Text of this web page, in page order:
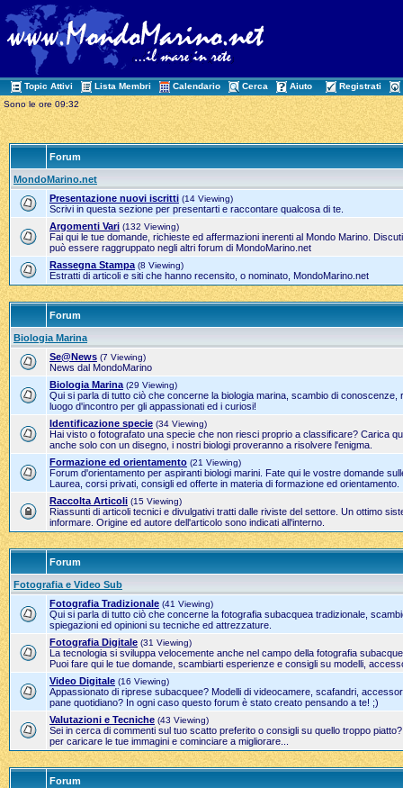
Topic Attivi Lista Membri Calendario Cerca Aiuto
Registrati
Sono le ore 09:32
Forum
MondoMarino.net
Presentazione nuovi iscritti (14 Viewing)
Scrivi in questa sezione per presentarti e raccontare qualcosa di te.
Argomenti Vari (132 Viewing)
Fai qui le tue domande, richieste ed affermazioni inerenti al Mondo Marino.
può essere raggruppato negli altri forum di MondoMarino.net
Rassegna Stampa (8 Viewing)
Estratti di articoli e siti che hanno recensito, o nominato, MondoMarino.net
Forum
Biologia Marina
Se@News (7 Viewing)
News dal MondoMarino
Biologia Marina (29 Viewing)
Qui si parla di tutto ciò che concerne la biologia marina, scambio di conoscenze,
luogo d'incontro per gli appassionati ed i curiosi!
Identificazione specie (34 Viewing)
Hai visto o fotografato una specie che non riesci proprio a classificare? Carica
anche solo con un disegno, i nostri biologi proveranno a risolvere l'enigma.
Formazione ed orientamento (21 Viewing)
Forum d'orientamento per aspiranti biologi marini. Fate qui le vostre domande
Laurea, corsi privati, consigli ed offerte in materia di formazione ed orientamento.
Raccolta Articoli (15 Viewing)
Riassunti di articoli tecnici e divulgativi tratti dalle riviste del settore. Un ottimo
informare. Origine ed autore dell'articolo sono indicati all'interno.
Forum
Fotografia e Video Sub
Fotografia Tradizionale (41 Viewing)
Qui si parla di tutto ciò che concerne la fotografia subacquea tradizionale,
spiegazioni ed opinioni su tecniche ed attrezzature.
Fotografia Digitale (31 Viewing)
La tecnologia si sviluppa velocemente anche nel campo della fotografia
Puoi fare qui le tue domande, scambiarti esperienze e consigli su modelli,
Video Digitale (16 Viewing)
Appassionato di riprese subacquee? Modelli di videocamere, scafandri,
pane quotidiano? In ogni caso questo forum è stato creato pensando a te! ;)
Valutazioni e Tecniche (43 Viewing)
Sei in cerca di commenti sul tuo scatto preferito o consigli su quello troppo
per caricare le tue immagini e cominciare a migliorare...
Forum